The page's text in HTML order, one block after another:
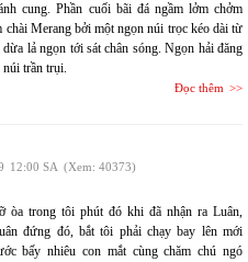
cung. Phần cuối bãi đá ngầm lởm chởm
chài Merang bởi một ngọn núi trọc kéo dài từ
lả ngọn tới sát chân sóng. Ngọn hải đăng
trần trụi.
Đọc thêm
12:00 SA (Xem: 40373)
òa trong tôi phút đó khi đã nhận ra Luân,
đứng đó, bắt tôi phải chạy bay lên mới
bấy nhiêu con mắt cùng chăm chú ngó